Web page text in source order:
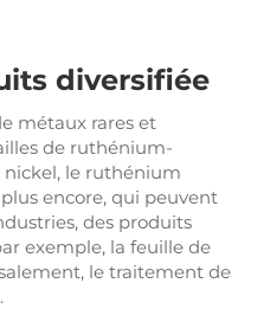
diversifiée
métaux rares et
de ruthénium-
le ruthénium
encore, qui peuvent
des produits
exemple, la feuille de
le traitement de